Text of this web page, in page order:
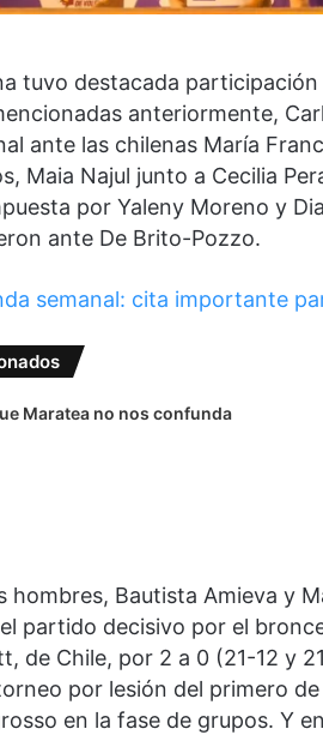
tuvo destacada
anteriormente,
ante las chilenas María
Maia Najul junto a Cecilia
por Yaleny Moreno y
ante De Brito-Pozzo.
semanal: cita importante
Maratea no nos confunda
hombres, Bautista Amieva y
partido decisivo por el
de Chile, por 2 a 0 (21-12 y
por lesión del primero
en la fase de grupos. Y